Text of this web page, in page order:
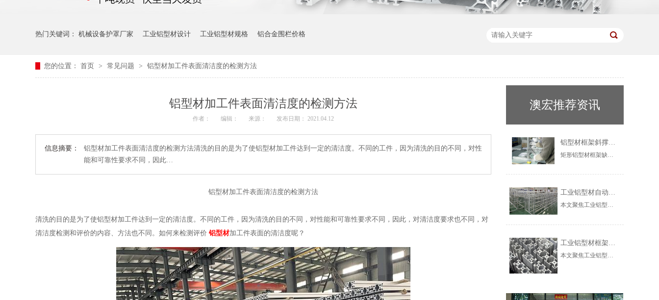
热门关键词： 机械设备护罩厂家 工业铝型材设计 工业铝型材规格 铝合金围栏价格
您的位置： 首页 > 常见问题 > 铝型材加工件表面清洁度的检测方法​
铝型材加工件表面清洁度的检测方法​
作者： 编辑： 来源： 发布日期： 2021.04.12
信息摘要：
铝型材加工件表面清洁度的检测方法清洗的目的是为了使铝型材加工件达到一定的清洁度。不同的工件，因为清洗的目的不同，对性
能和可靠性要求不同，因此…
铝型材加工件表面清洁度的检测方法
清洗的目的是为了使铝型材加工件达到一定的清洁度。不同的工件，因为清洗的目的不同，对性能和可靠性要求不同，因此，对清洁度要求也不同，对
清洁度检测和评价的内容、方法也不同。如何来检测评价 铝型材加工件表面的清洁度呢？
澳宏推荐资讯
铝型材框架斜撑：什么时候必须加？
矩形铝型材框架缺少斜撑易晃动变形。本文解析斜撑的三角形稳定原理，指明长跨度、悬臂、受振动、高层框架4种必须加斜撑的场景，并介绍角件连接方法，助您科学设计稳固框架。
工业铝型材自动化框架：赋能智能制造产线升级
本文聚焦工业铝型材在自动化产线中的框架解决方案，涵盖机器人围栏、重载输送线支架构建，深入解析高强度型材选型、模块化快速装配及T型槽多功能集成技术，为智能制造设备升级提供专业参考。